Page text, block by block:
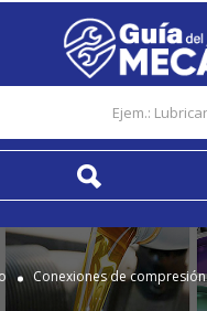
Conexiones de compresión